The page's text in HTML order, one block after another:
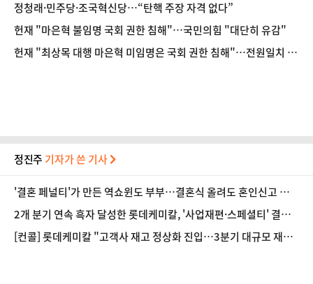
정청래·민주당·조국혁신당…“탄핵 주장 자격 없다”
헌재 "마은혁 불임명 국회 권한 침해"…국민의힘 "대단히 유감"
헌재 "최상목 대행 마은혁 미임명은 국회 권한 침해"…전원일치 인
정진주 기자가 쓴 기사
'결혼 페널티'가 만든 역쇼윈도 부부…결혼식 올려도 혼인신고 미룬
다 [Now 2.30]
2개 분기 연속 흑자 달성한 롯데케미칼, '사업재편·스페셜티' 결실
(종합)
[컨콜] 롯데케미칼 "고객사 재고 정상화 진입…3분기 대규모 재고